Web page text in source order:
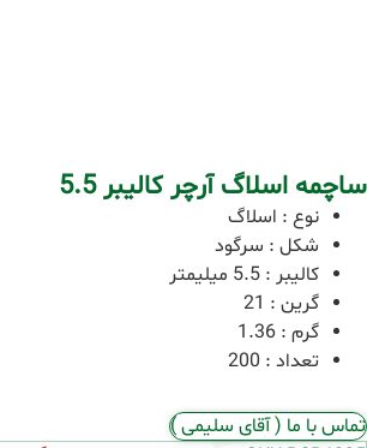
ساچمه اسلاگ آرچر کالیبر 5.5
نوع : اسلاگ
شکل : سرگود
کالیبر : 5.5 میلیمتر
گرین :
21
گرم :
1.36
تعداد :
200
تماس با ما ( آقای سلیمی )